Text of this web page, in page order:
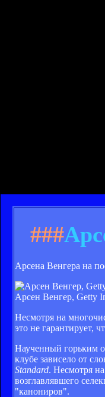
###
Арсена Венгера на
Арсен Венгер, Getty
Несмотря на
это не гарантирует,
Наученный горьким
клубе зависело от
Standard. Несмотря
возглавлявшего
"канониров".